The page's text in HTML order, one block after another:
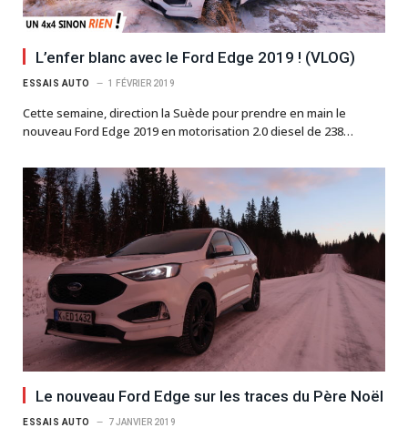
L’enfer blanc avec le Ford Edge 2019 ! (VLOG)
ESSAIS AUTO 1 FÉVRIER 2019
Cette semaine, direction la Suède pour prendre en main le
nouveau Ford Edge 2019 en motorisation 2.0 diesel de 238…
Le nouveau Ford Edge sur les traces du Père Noël
ESSAIS AUTO 7 JANVIER 2019